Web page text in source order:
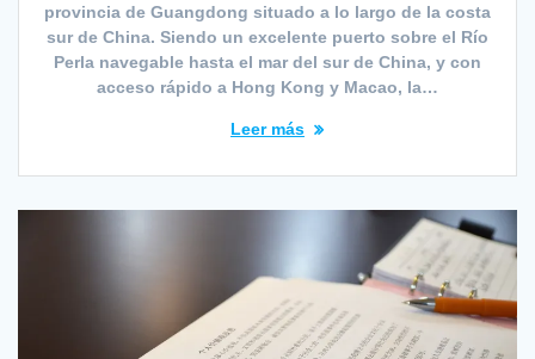
provincia de Guangdong situado a lo largo de la costa
sur de China. Siendo un excelente puerto sobre el Río
Perla navegable hasta el mar del sur de China, y con
acceso rápido a Hong Kong y Macao, la…
Leer más